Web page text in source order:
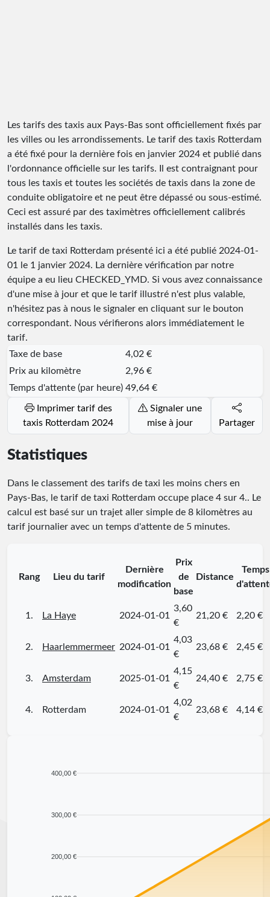
Les tarifs des taxis aux Pays-Bas sont officiellement fixés par
les villes ou les arrondissements. Le tarif des taxis Rotterdam
a été fixé pour la dernière fois en janvier 2024 et publié dans
l'ordonnance officielle sur les tarifs. Il est contraignant pour
tous les taxis et toutes les sociétés de taxis dans la zone de
conduite obligatoire et ne peut être dépassé ou sous-estimé.
Ceci est assuré par des taximètres officiellement calibrés
installés dans les taxis.
Le tarif de taxi Rotterdam présenté ici a été publié 2024-01-
01
le 1 janvier 2024. La dernière vérification par notre
équipe a eu lieu CHECKED_YMD. Si vous avez connaissance
d'une mise à jour et que le tarif illustré n'est plus valable,
n'hésitez pas à nous le signaler en cliquant sur le bouton
correspondant. Nous vérifierons alors immédiatement le
tarif.
Taxe de base
4,02 €
Prix au kilomètre
2,96 €
Temps d'attente (par heure) 49,64 €
Imprimer tarif des
taxis Rotterdam 2024
Signaler une
mise à jour
Partager
Statistiques
Dans le classement des tarifs de taxi les moins chers en
Pays-Bas, le tarif de taxi Rotterdam occupe place 4 sur 4.. Le
calcul est basé sur un trajet aller simple de 8 kilomètres au
tarif journalier avec un temps d'attente de 5 minutes.
Rang Lieu du tarif
Dernière
modification
Prix
de
base
Distance
Temps
1. La Haye 2024-01-01
3,60
€
21,20 € 2,20 €
2. Haarlemmermeer 2024-01-01
4,03
€
23,68 € 2,45 €
3. Amsterdam 2025-01-01
4,15
€
24,40 € 2,75 €
4. Rotterdam 2024-01-01
4,02
€
23,68 € 4,14 €
400,00 €
300,00 €
200,00 €